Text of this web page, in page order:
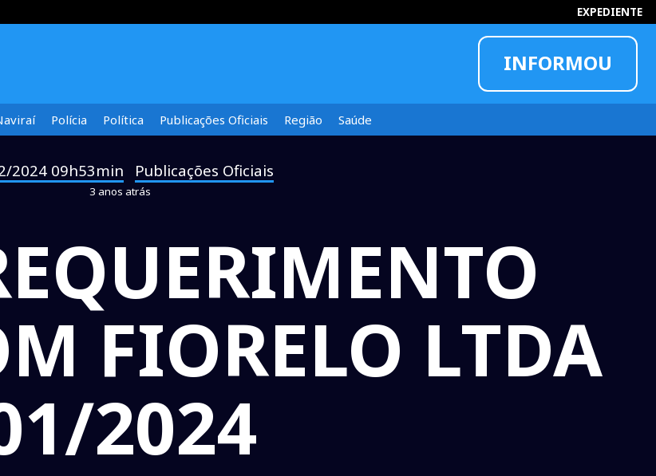
EXPEDIENTE
INFORMOU
Polícia Política Publicações Oficiais Região Saúde
2024 09h53min Publicações Oficiais
3 anos atrás
FIORELO LTDA
2024